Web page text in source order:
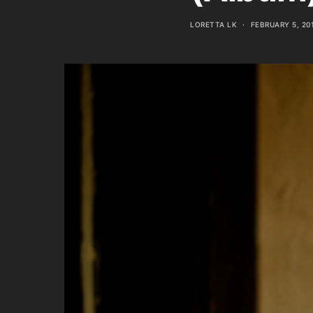
LORETTA LK FEBRUARY 5,